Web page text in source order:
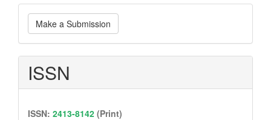
Make
a
Submission
Make a Submission
ISSN
ISSN: 2413-8142 (Print)